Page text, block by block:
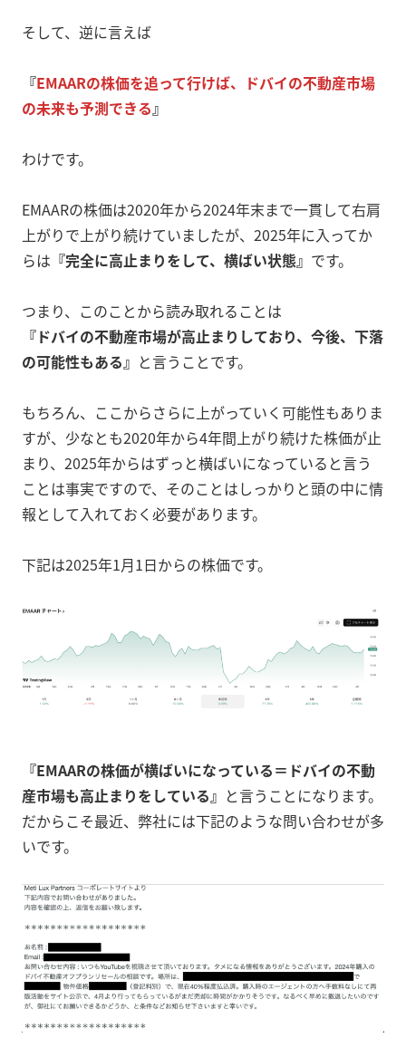
そして、逆に言えば
『EMAARの株価を追って行けば、ドバイの不動産市場
の未来も予測できる 』
わけです。
EMAARの株価は2020年から2024年末まで一貫して右肩
上がりで上がり続けていましたが、2025年に入ってか
らは 『完全に高止まりをして、横ばい状態』 です。
つまり、このことから読み取れることは
『ドバイの不動産市場が高止まりしており、今後、下落
の可能性もある』 と言うことです。
もちろん、ここからさらに上がっていく可能性もありま
すが、少なとも2020年から4年間上がり続けた株価が止
まり、2025年からはずっと横ばいになっていると言う
ことは事実ですので、そのことはしっかりと頭の中に情
報として入れておく必要があります。
下記は2025年1月1日からの株価です。
『EMAARの株価が横ばいになっている＝ドバイの不動
産市場も高止まりをしている』 と言うことになります。
だからこそ最近、弊社には下記のような問い合わせが多
いです。